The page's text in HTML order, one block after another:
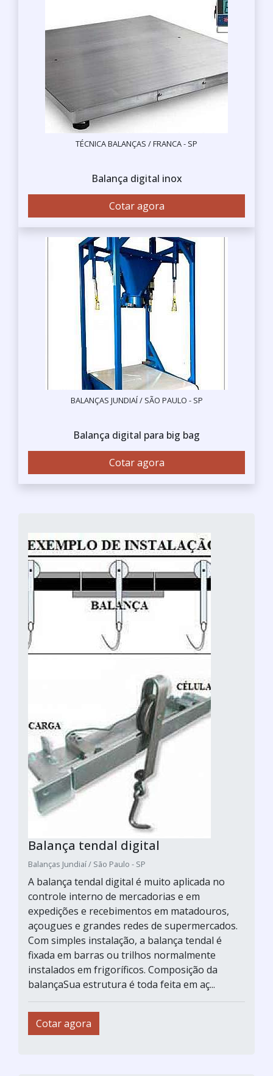
TÉCNICA BALANÇAS / FRANCA - SP
Balança digital inox
Cotar agora
BALANÇAS JUNDIAÍ / SÃO PAULO - SP
Balança digital para big bag
Cotar agora
Balança tendal digital
Balanças Jundiaí / São Paulo - SP
A balança tendal digital é muito aplicada no
controle interno de mercadorias e em
expedições e recebimentos em matadouros,
açougues e grandes redes de supermercados.
Com simples instalação, a balança tendal é
fixada em barras ou trilhos normalmente
instalados em frigoríficos. Composição da
balançaSua estrutura é toda feita em aç...
Cotar agora